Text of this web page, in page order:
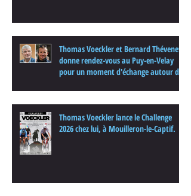
Thomas Voeckler et Bernard Thévenet
donne rendez-vous au Puy-en-Velay
pour un moment d'échange autour du
Thomas Voeckler lance le Challenge
2026 chez lui, à Mouilleron-le-Captif.